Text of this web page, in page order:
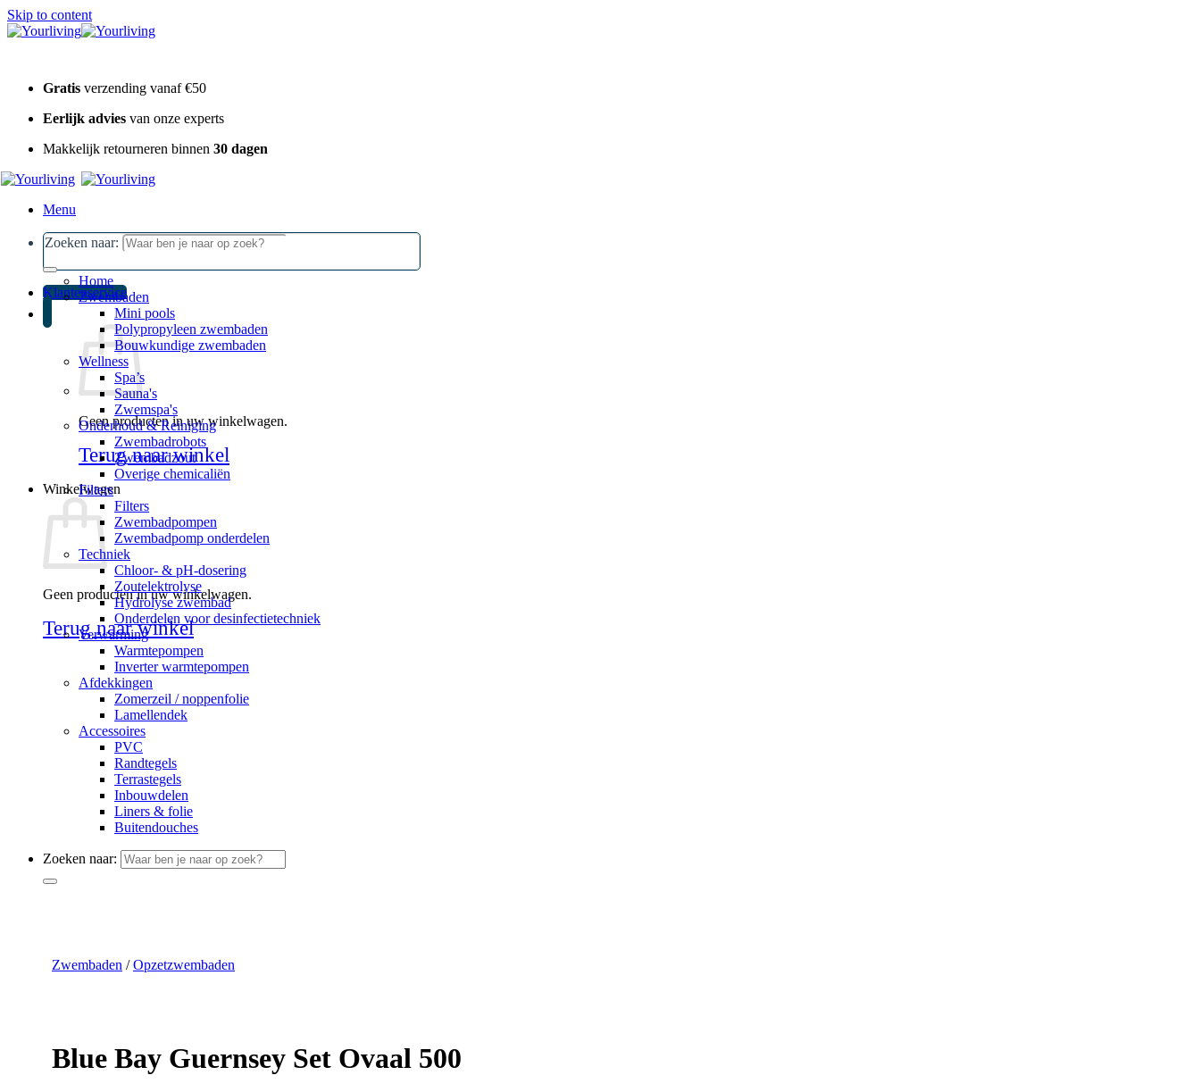
Skip to content
Gratis verzending vanaf €50
Eerlijk advies van onze experts
Makkelijk retourneren binnen 30 dagen
Menu
Zoeken naar:
Klantenservice
Geen producten in uw winkelwagen.
Terug naar winkel
Winkelwagen
Geen producten in uw winkelwagen.
Terug naar winkel
Home
Zwembaden
Mini pools
Polypropyleen zwembaden
Bouwkundige zwembaden
Wellness
Spa’s
Sauna's
Zwemspa's
Onderhoud & Reiniging
Zwembadrobots
Zwembadzout
Overige chemicaliën
Filters
Filters
Zwembadpompen
Zwembadpomp onderdelen
Techniek
Chloor- & pH-dosering
Zoutelektrolyse
Hydrolyse zwembad
Onderdelen voor desinfectietechniek
Verwarming
Warmtepompen
Inverter warmtepompen
Afdekkingen
Zomerzeil / noppenfolie
Lamellendek
Accessoires
PVC
Randtegels
Terrastegels
Inbouwdelen
Liners & folie
Buitendouches
Zoeken naar:
Zwembaden / Opzetzwembaden
Blue Bay Guernsey Set Ovaal 500